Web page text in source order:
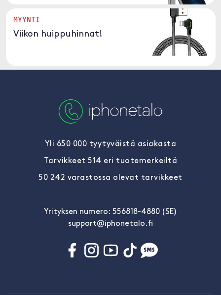
MYYNTI
Viikon huippuhinnat!
Yli 650 000 tyytyväistä asiakasta
Tarvikkeet 514 eri tuotemerkeiltä
50 242 varastossa olevat tarvikkeet
Yrityksen numero: 556818-4880 (SE)
support@iphonetalo.fi